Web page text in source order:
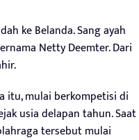
ke Belanda. Sang ayah
Netty Deemter. Dari
itu, mulai berkompetisi di
usia delapan tahun. Saat
tersebut mulai